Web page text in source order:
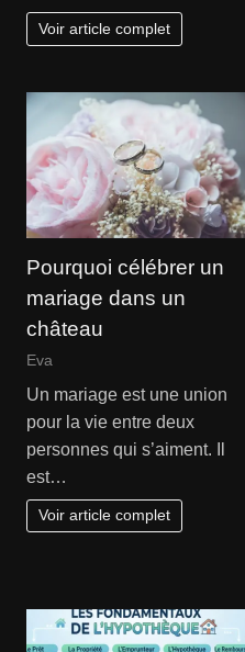
Voir article complet
Pourquoi célébrer un
mariage dans un
château
Eva
Un mariage est une union
pour la vie entre deux
personnes qui s’aiment. Il
est…
Voir article complet